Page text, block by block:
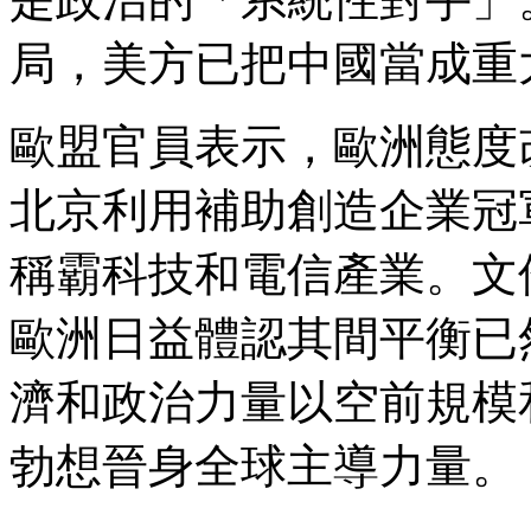
局，美方已把中國當成
歐盟官員表示，歐洲態
北京利用補助創造企業
稱霸科技和電信產業。
歐洲日益體認其間平衡
濟和政治力量以空前規
勃想晉身全球主導力量。